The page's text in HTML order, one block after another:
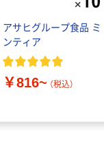
アサヒグループ食品 ミ
ンティア
￥816~ （税込）